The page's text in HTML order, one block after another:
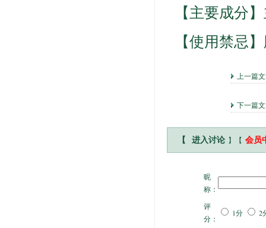
【主要成分
【使用禁忌
上一篇
下一篇
【 进入讨论 】【 会员
昵
称：
评
分：
1分 2